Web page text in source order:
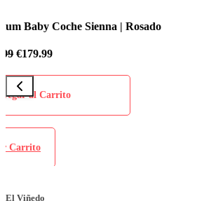
Premium Baby Coche